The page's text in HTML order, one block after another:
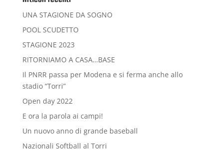
UNA STAGIONE DA SOGNO
POOL SCUDETTO
STAGIONE 2023
RITORNIAMO A CASA…BASE
Il PNRR passa per Modena e si ferma anche allo
stadio “Torri”
Open day 2022
E ora la parola ai campi!
Un nuovo anno di grande baseball
Nazionali Softball al Torri